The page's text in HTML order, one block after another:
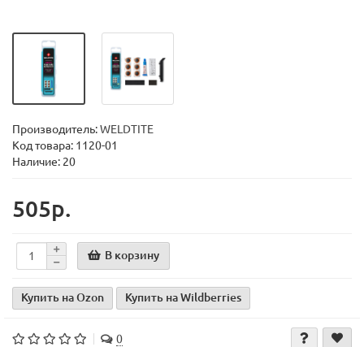
Производитель:WELDTITE
Код товара: 1120-01
Наличие: 20
505р.
В корзину
Купить на Ozon Купить на Wildberries
0